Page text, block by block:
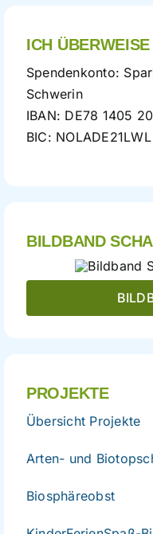
ICH
Spendenkonto:
Schwerin
IBAN: DE78 1405
BIC: NOLADE21LWL
BILDBAND
PROJEKTE
Übersicht Projekte
Arten- und
Biosphäreobst